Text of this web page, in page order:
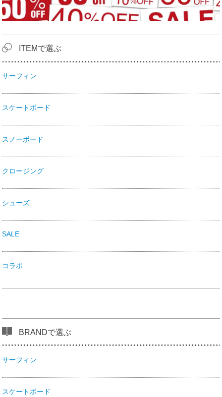
ITEMで選ぶ
サーフィン
スケートボード
スノーボード
クロージング
シューズ
SALE
コラボ
BRANDで選ぶ
サーフィン
スケートボード